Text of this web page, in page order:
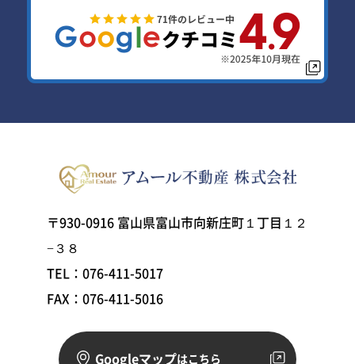
〒930-0916 富山県富山市向新庄町１丁目１２
−３８
TEL：076-411-5017
FAX：076-411-5016
Googleマップはこちら